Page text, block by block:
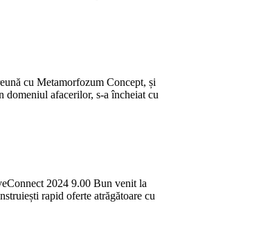
cu Metamorfozum Concept, și
domeniul afacerilor, s-a încheiat cu
2024 9.00 Bun venit la
rapid oferte atrăgătoare cu